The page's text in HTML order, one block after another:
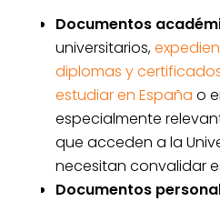
Documentos
universitarios,
diplomas y
estudiar en España o
especialmente
que acceden a la
necesitan convalidar
Documentos